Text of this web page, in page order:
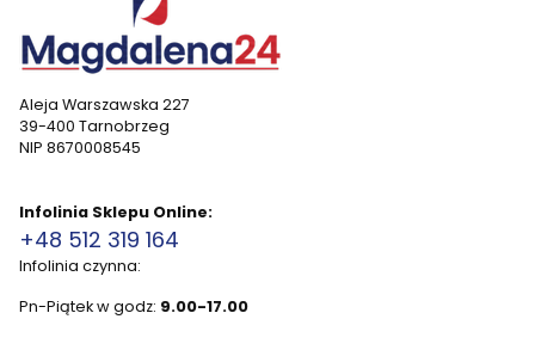
Aleja Warszawska 227
39-400 Tarnobrzeg
NIP 8670008545
Infolinia Sklepu Online:
+48 512 319 164
Infolinia czynna:
Pn-Piątek w godz: 9.00-17.00